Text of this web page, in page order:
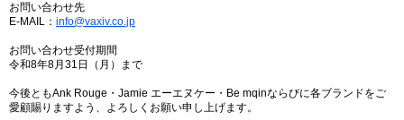
お問い合わせ先
E-MAIL： info@vaxiv.co.jp
お問い合わせ受付期間
令和8年8月31日（月）まで
今後ともAnk Rouge・Jamie エーエヌケー・Be mqinならびに各ブランドをご
愛顧賜りますよう、よろしくお願い申し上げます。